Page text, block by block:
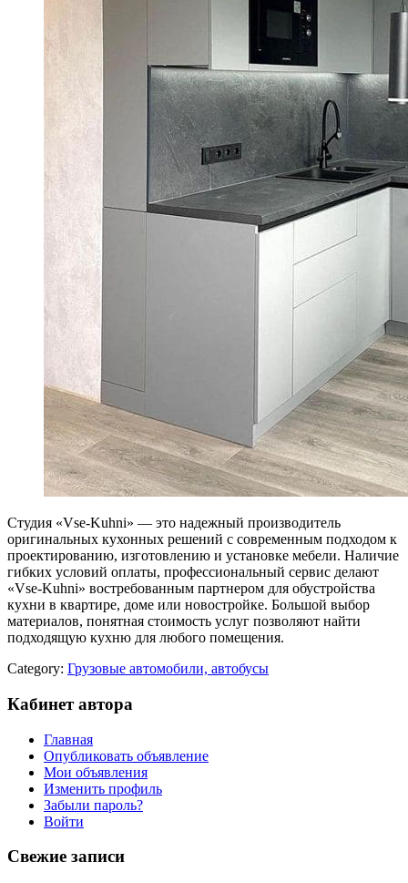
Студия «Vse-Kuhni» — это надежный производитель
оригинальных кухонных решений с современным подходом к
проектированию, изготовлению и установке мебели. Наличие
гибких условий оплаты, профессиональный сервис делают
«Vse-Kuhni» востребованным партнером для обустройства
кухни в квартире, доме или новостройке. Большой выбор
материалов, понятная стоимость услуг позволяют найти
подходящую кухню для любого помещения.
Category: Грузовые автомобили, автобусы
Кабинет автора
Главная
Опубликовать объявление
Мои объявления
Изменить профиль
Забыли пароль?
Войти
Свежие записи